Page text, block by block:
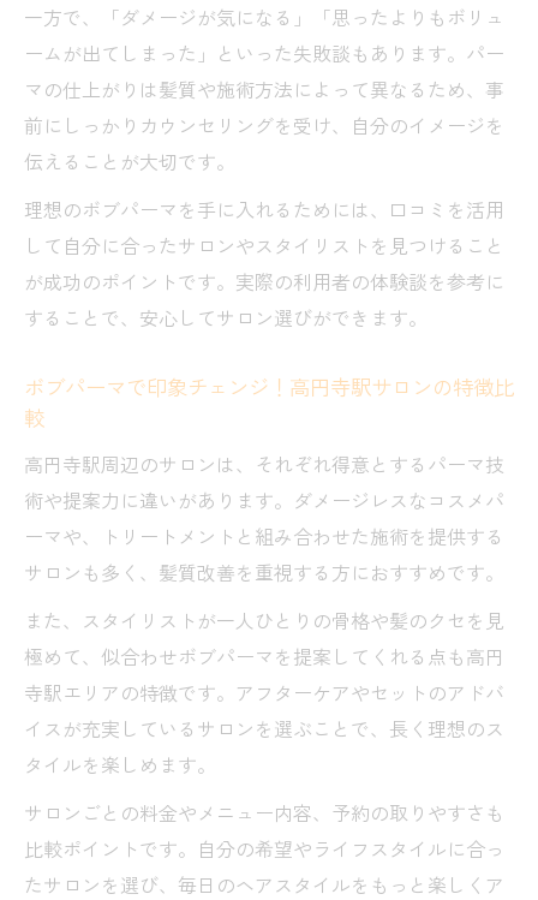
一方で、「ダメージが気になる」「思ったよりもボリュ
ームが出てしまった」といった失敗談もあります。パー
マの仕上がりは髪質や施術方法によって異なるため、事
前にしっかりカウンセリングを受け、自分のイメージを
伝えることが大切です。
理想のボブパーマを手に入れるためには、口コミを活用
して自分に合ったサロンやスタイリストを見つけること
が成功のポイントです。実際の利用者の体験談を参考に
することで、安心してサロン選びができます。
ボブパーマで印象チェンジ！高円寺駅サロンの特徴比
較
高円寺駅周辺のサロンは、それぞれ得意とするパーマ技
術や提案力に違いがあります。ダメージレスなコスメパ
ーマや、トリートメントと組み合わせた施術を提供する
サロンも多く、髪質改善を重視する方におすすめです。
また、スタイリストが一人ひとりの骨格や髪のクセを見
極めて、似合わせボブパーマを提案してくれる点も高円
寺駅エリアの特徴です。アフターケアやセットのアドバ
イスが充実しているサロンを選ぶことで、長く理想のス
タイルを楽しめます。
サロンごとの料金やメニュー内容、予約の取りやすさも
比較ポイントです。自分の希望やライフスタイルに合っ
たサロンを選び、毎日のヘアスタイルをもっと楽しくア